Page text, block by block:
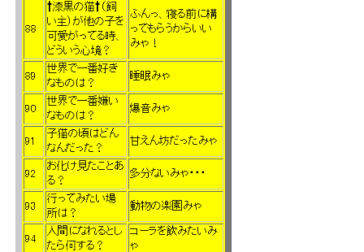
88
†漆黒の猫†（飼
い主）が他の子を
可愛がってる時、
どういう心境？
ふんっ、寝る前に構
ってもらうからいい
みゃ！
89
世界で一番好き
なものは？
睡眠みゃ
90
世界で一番嫌い
なものは？
爆音みゃ
91
子猫の頃はどん
なんだった？
甘えん坊だったみゃ
92
お化け見たことあ
る？
多分ないみゃ・・・
93
行ってみたい場
所は？
動物の楽園みゃ
94
人間になれるとし
たら何する？
コーラを飲みたいみ
ゃ